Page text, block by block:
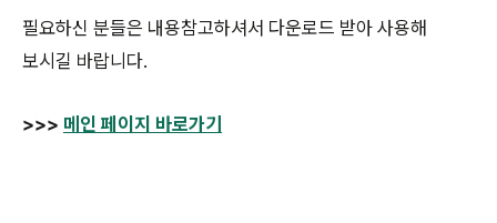
필요하신 분들은 내용참고하셔서 다운로드 받아 사용해
보시길 바랍니다.
>>> 메인 페이지 바로가기